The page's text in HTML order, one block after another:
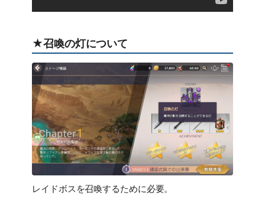
★召喚の灯について
レイドボスを召喚するために必要。